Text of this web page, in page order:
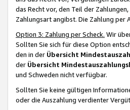
das Recht vor, den Teil der
Zahlungsart angibst. Die Zahlung per
Option 3: Zahlung per Scheck. Wir
Sollten Sie sich für diese Option
den in der Übersicht
der Übersicht
und Schweden nicht verfügbar.
Sollten Sie keine gültigen
oder die Auszahlung verdienter